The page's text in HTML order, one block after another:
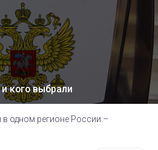
кого выбрали
одном регионе России –